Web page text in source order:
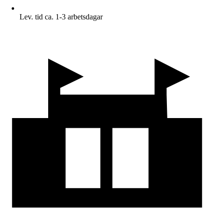
Lev. tid ca. 1-3 arbetsdagar